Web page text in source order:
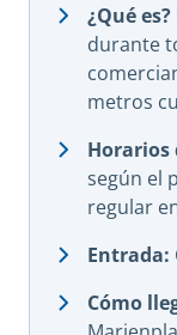
¿Qué es?
durante
metros
Horarios
según el
regular
Entrada:
Cómo